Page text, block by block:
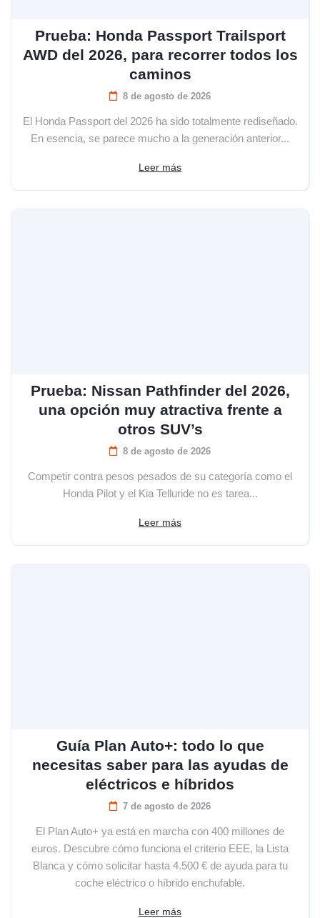
Prueba: Honda Passport Trailsport
AWD del 2026, para recorrer todos los
caminos
8 de agosto de 2026
El Honda Passport del 2026 ha sido totalmente rediseñado.
En esencia, se parece mucho a la generación anterior...
Leer más
Prueba: Nissan Pathfinder del 2026,
una opción muy atractiva frente a
otros SUV’s
8 de agosto de 2026
Competir contra pesos pesados de su categoría como el
Honda Pilot y el Kia Telluride no es tarea...
Leer más
Guía Plan Auto+: todo lo que
necesitas saber para las ayudas de
eléctricos e híbridos
7 de agosto de 2026
El Plan Auto+ ya está en marcha con 400 millones de
euros. Descubre cómo funciona el criterio EEE, la Lista
Blanca y cómo solicitar hasta 4.500 € de ayuda para tu
coche eléctrico o híbrido enchufable.
Leer más